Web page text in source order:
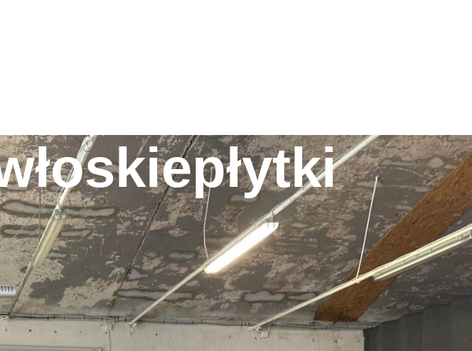
KATEGORIE
Bez kategorii(3)
Ceramika(2)
Dekoracje(13)
Handmade(1)
Kamienie typu Marble(3)
Lastrykowelove(2)
Nowości w designie(14)